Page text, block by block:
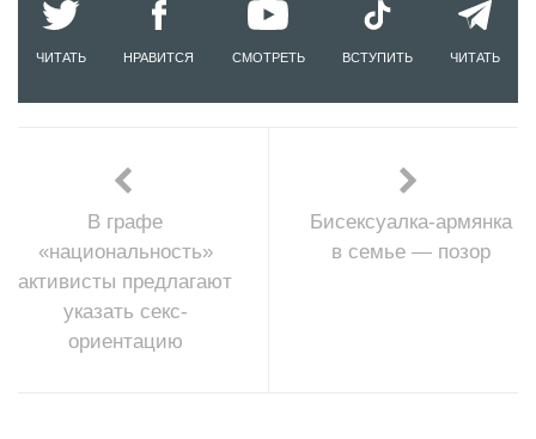
ЧИТАТЬ НРАВИТСЯ СМОТРЕТЬ ВСТУПИТЬ ЧИТАТЬ
В графе
«национальность»
активисты предлагают
указать секс-
ориентацию
Бисексуалка-армянка
в семье — позор